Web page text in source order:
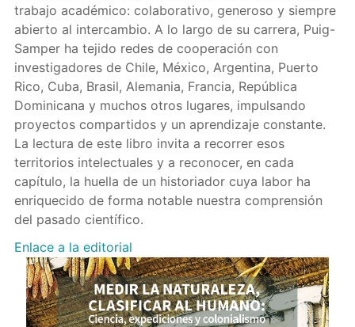
trabajo académico: colaborativo, generoso y siempre
abierto al intercambio. A lo largo de su carrera, Puig-
Samper ha tejido redes de cooperación con
investigadores de Chile, México, Argentina, Puerto
Rico, Cuba, Brasil, Alemania, Francia, República
Dominicana y muchos otros lugares, impulsando
proyectos compartidos y un aprendizaje constante.
La lectura de este libro invita a recorrer esos
territorios intelectuales y a reconocer, en cada
capítulo, la huella de un historiador cuya labor ha
enriquecido de forma notable nuestra comprensión
del pasado científico.
Enlace a la editorial